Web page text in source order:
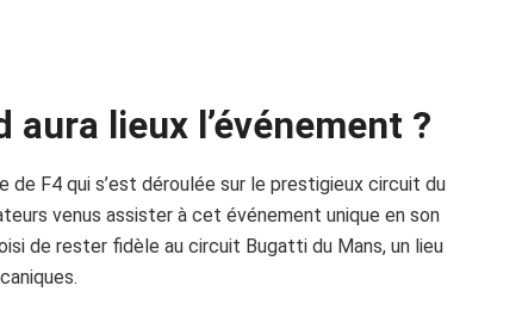
aura lieux l’événement ?
de F4 qui s’est déroulée sur le prestigieux circuit du
venus assister à cet événement unique en son
de rester fidèle au circuit Bugatti du Mans, un lieu